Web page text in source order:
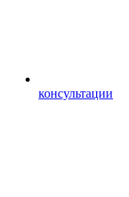
консультации